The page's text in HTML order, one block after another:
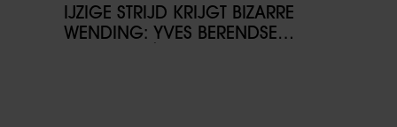
IJZIGE STRIJD KRIJGT BIZARRE
WENDING: YVES BERENDSE